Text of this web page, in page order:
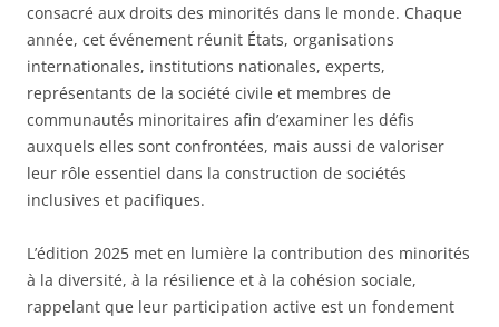
consacré aux droits des minorités dans le monde. Chaque
année, cet événement réunit États, organisations
internationales, institutions nationales, experts,
représentants de la société civile et membres de
communautés minoritaires afin d’examiner les défis
auxquels elles sont confrontées, mais aussi de valoriser
leur rôle essentiel dans la construction de sociétés
inclusives et pacifiques.
L’édition 2025 met en lumière la contribution des minorités
à la diversité, à la résilience et à la cohésion sociale,
rappelant que leur participation active est un fondement